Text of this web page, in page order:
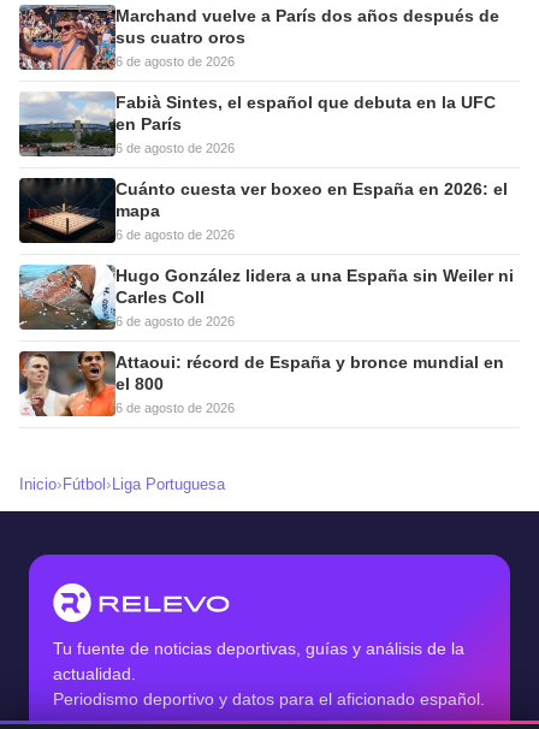
Marchand vuelve a París dos años después de
sus cuatro oros
6 de agosto de 2026
Fabià Sintes, el español que debuta en la UFC
en París
6 de agosto de 2026
Cuánto cuesta ver boxeo en España en 2026: el
mapa
6 de agosto de 2026
Hugo González lidera a una España sin Weiler ni
Carles Coll
6 de agosto de 2026
Attaoui: récord de España y bronce mundial en
el 800
6 de agosto de 2026
Inicio› Fútbol › Liga Portuguesa
Tu fuente de noticias deportivas, guías y análisis de la
actualidad.
Periodismo deportivo y datos para el aficionado español.